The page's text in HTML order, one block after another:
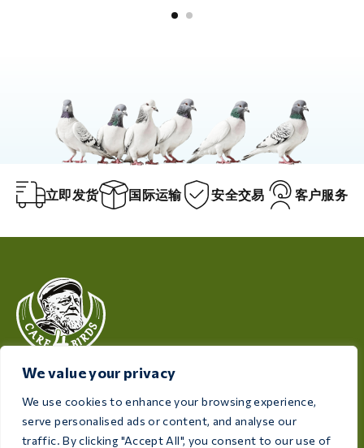
We value your privacy
We use cookies to enhance your browsing experience,
serve personalised ads or content, and analyse our
traffic. By clicking "Accept All", you consent to our use of
立即发货 国际运输 安全交易 客户服务
Care 4 Birds 致力于保障您的爱鸟健康与福祉，提供专为
满足每位饲养者和爱鸟人士需求而设计的高品质产品。
Rijksweg 28a, 7975 RT Uffelte, 荷兰